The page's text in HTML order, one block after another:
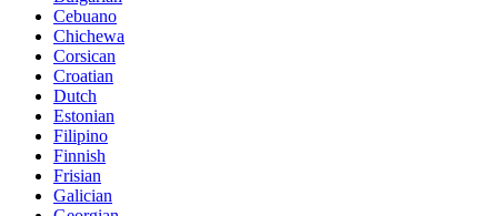
Cebuano
Chichewa
Corsican
Croatian
Dutch
Estonian
Filipino
Finnish
Frisian
Galician